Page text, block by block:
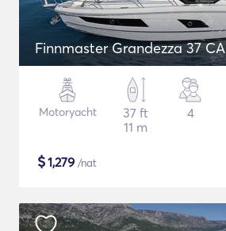
Finnmaster Grandezza 37 CA
Motoryacht
37 ft
11 m
4
$1,279 /nat